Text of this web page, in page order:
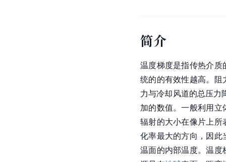
简介
温度梯度是指传热介质
统的的有效性越高。阻
力与冷却风道的总压力
加的数值。一般利用
辐射的大小在像片上所
化率最大的方向，因此
温面的内部温度。温度